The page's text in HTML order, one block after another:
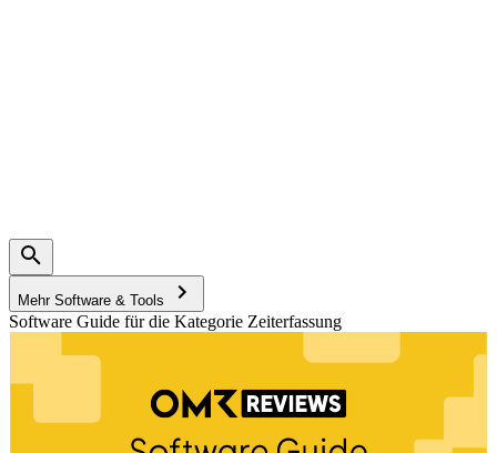
Mehr Software & Tools
Software Guide für die Kategorie Zeiterfassung